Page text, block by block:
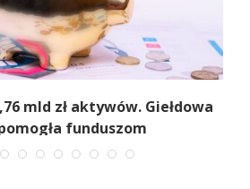
mld zł aktywów. Giełdowa
funduszom